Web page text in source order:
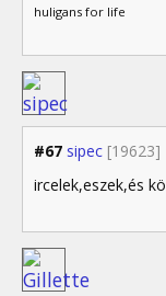
huligans for life
#67 sipec [19623]
ircelek,eszek,és